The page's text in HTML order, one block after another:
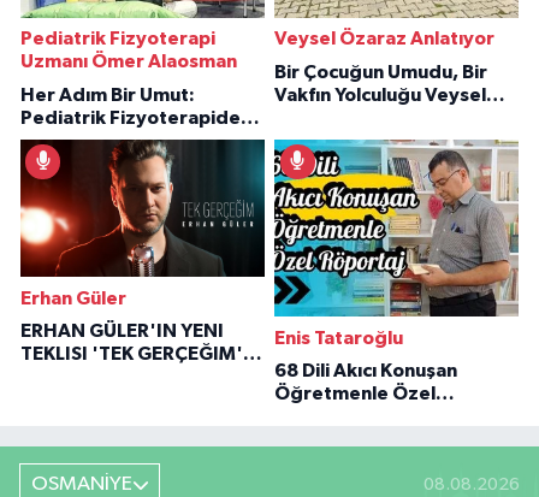
Pediatrik Fizyoterapi
Uzmanı Ömer Alaosman
Her Adım Bir Umut:
Pediatrik Fizyoterapiden
İlham Veren Hikâyeler
Veysel Özaraz Anlatıyor
Bir Çocuğun Umudu, Bir
Vakfın Yolculuğu Veysel
Erhan Güler
ERHAN GÜLER'IN YENI
TEKLISI 'TEK GERÇEĞIM'LE
Enis Tataroğlu
68 Dili Akıcı Konuşan
Öğretmenle Özel
OSMANİYE 08.08.2026